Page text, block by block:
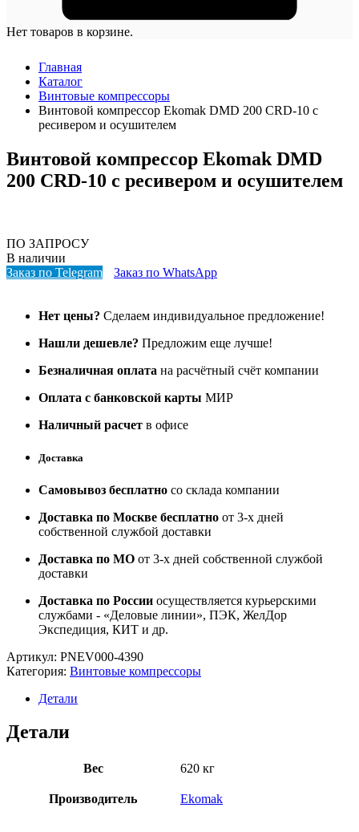
Нет товаров в корзине.
Главная
Каталог
Винтовые компрессоры
Винтовой компрессор Ekomak DMD 200 CRD-10 с
ресивером и осушителем
Винтовой компрессор Ekomak DMD
200 CRD-10 с ресивером и осушителем
ПО ЗАПРОСУ
В наличии
Заказ по Telegram
Заказ по WhatsApp
Нет цены? Сделаем индивидуальное предложение!
Нашли дешевле? Предложим еще лучше!
Безналичная оплата на расчётный счёт компании
Оплата с банковской карты МИР
Наличный расчет в офисе
Доставка
Самовывоз бесплатно со склада компании
Доставка по Москве бесплатно от 3-х дней
собственной службой доставки
Доставка по МО от 3-х дней собственной службой
доставки
Доставка по России осуществляется курьерскими
службами - «Деловые линии», ПЭК, ЖелДор
Экспедиция, КИТ и др.
Артикул: PNEV000-4390
Категория: Винтовые компрессоры
Детали
Детали
Вес 620 кг
Производитель Ekomak